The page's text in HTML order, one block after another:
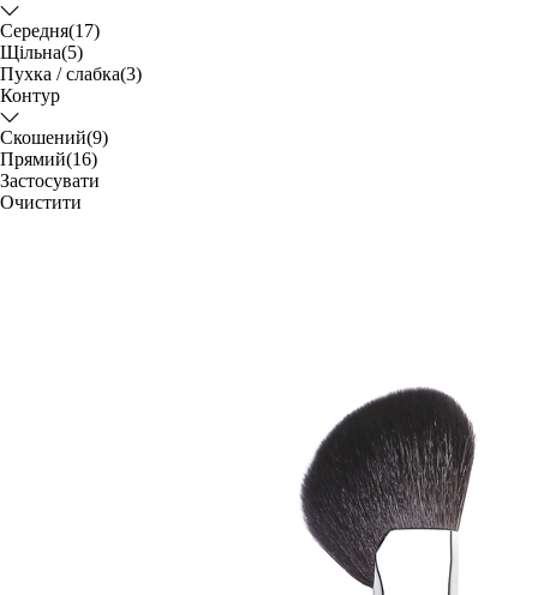
Середня(17)
Щільна(5)
Пухка / слабка(3)
Контур
Скошений(9)
Прямий(16)
Застосувати
Очистити